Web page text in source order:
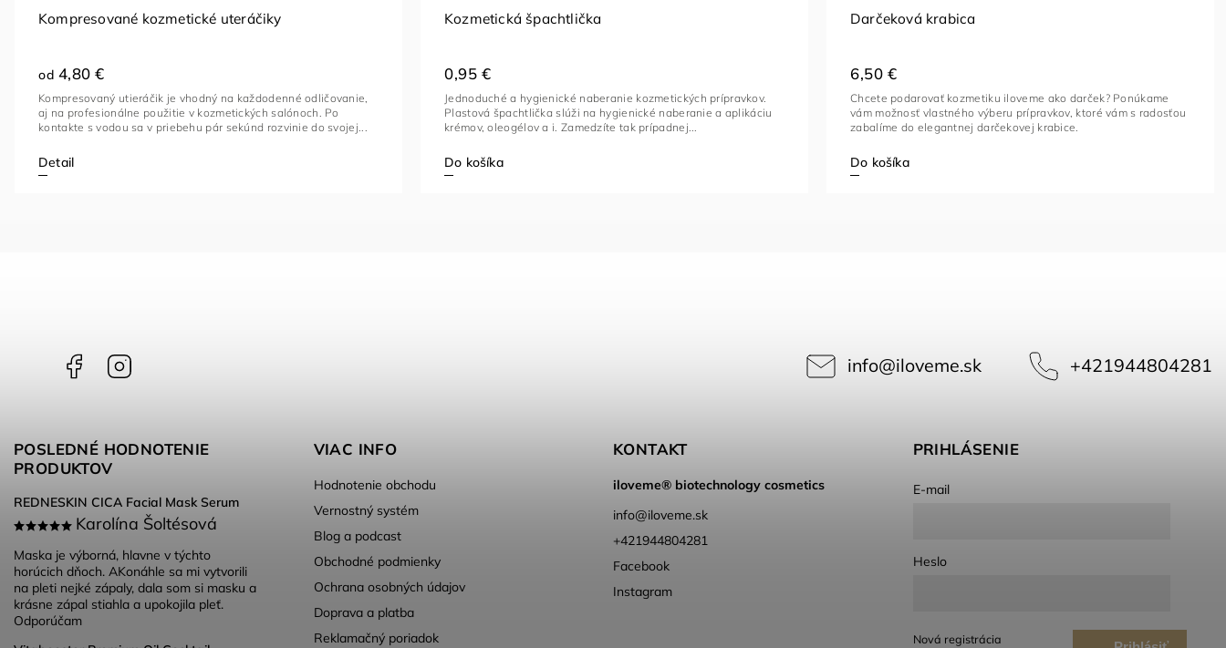
Kompresované kozmetické uteráčiky
od 4,80 €
Detail
Kompresovaný utieráčik je vhodný na každodenné odličovanie,
aj na profesionálne použitie v kozmetických salónoch. Po
kontakte s vodou sa v priebehu pár sekúnd rozvinie do svojej...
Kozmetická špachtlička
0,95 €
Do košíka
Jednoduché a hygienické naberanie kozmetických prípravkov.
Plastová špachtlička slúži na hygienické naberanie a aplikáciu
krémov, oleogélov a i. Zamedzíte tak prípadnej...
Darčeková krabica
6,50 €
Do košíka
Chcete podarovať kozmetiku iloveme ako darček? Ponúkame
vám možnosť vlastného výberu prípravkov, ktoré vám s radosťou
zabalíme do elegantnej darčekovej krabice.
Facebook info@iloveme.sk +421944804281
POSLEDNÉ HODNOTENIE
PRODUKTOV
REDNESKIN CICA Facial Mask Serum
Karolína Šoltésová
Maska je výborná, hlavne v týchto
horúcich dňoch. AKonáhle sa mi vytvorili
na pleti nejké zápaly, dala som si masku a
krásne zápal stiahla a upokojila pleť.
Odporúčam
VIAC INFO
Hodnotenie obchodu
Vernostný systém
Blog a podcast
Obchodné podmienky
Ochrana osobných údajov
Doprava a platba
Reklamačný poriadok
KONTAKT
iloveme® biotechnology cosmetics
info@iloveme.sk
+421944804281
Facebook
Instagram
PRIHLÁSENIE
E-mail
Heslo
Nová registrácia